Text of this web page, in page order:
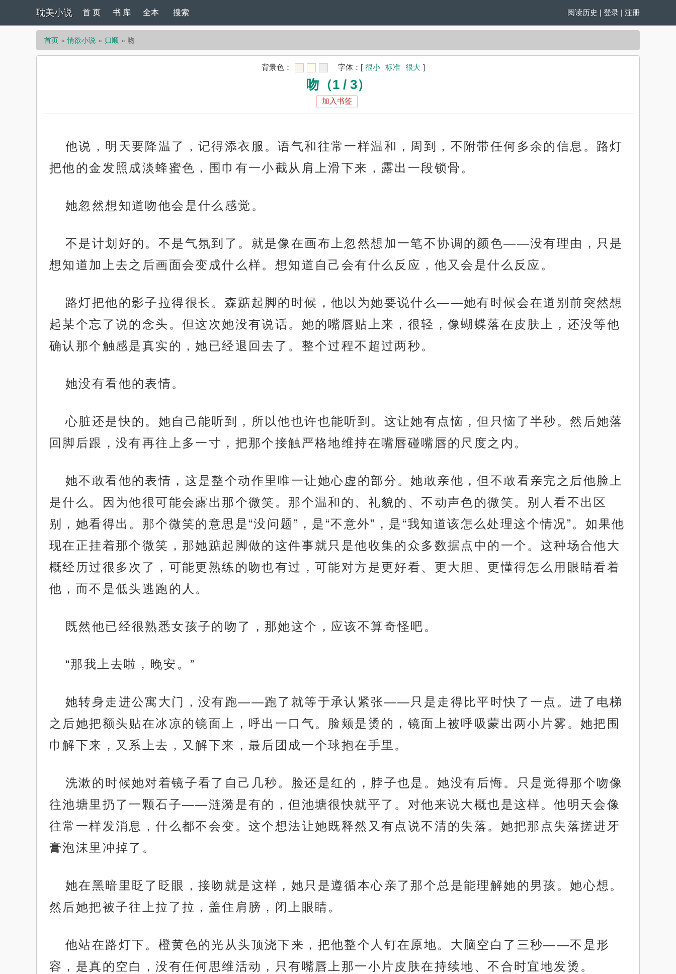
耽美小说 阅读历史 | 登录 | 注册
首 页 书 库 全本 搜索
首页 情欲小说 归顺 吻
背景色： 字体： [ 很小 标准 很大 ]
吻（1 / 3）
加入书签
他说，明天要降温了，记得添衣服。语气和往常一样温和，周到，不附带任何多余的信息。路灯
把他的金发照成淡蜂蜜色，围巾有一小截从肩上滑下来，露出一段锁骨。
她忽然想知道吻他会是什么感觉。
不是计划好的。不是气氛到了。就是像在画布上忽然想加一笔不协调的颜色——没有理由，只是
想知道加上去之后画面会变成什么样。想知道自己会有什么反应，他又会是什么反应。
路灯把他的影子拉得很长。森踮起脚的时候，他以为她要说什么——她有时候会在道别前突然想
起某个忘了说的念头。但这次她没有说话。她的嘴唇贴上来，很轻，像蝴蝶落在皮肤上，还没等他
确认那个触感是真实的，她已经退回去了。整个过程不超过两秒。
她没有看他的表情。
心脏还是快的。她自己能听到，所以他也许也能听到。这让她有点恼，但只恼了半秒。然后她落
回脚后跟，没有再往上多一寸，把那个接触严格地维持在嘴唇碰嘴唇的尺度之内。
她不敢看他的表情，这是整个动作里唯一让她心虚的部分。她敢亲他，但不敢看亲完之后他脸上
是什么。因为他很可能会露出那个微笑。那个温和的、礼貌的、不动声色的微笑。别人看不出区
别，她看得出。那个微笑的意思是“没问题”，是“不意外”，是“我知道该怎么处理这个情况”。如果他
现在正挂着那个微笑，那她踮起脚做的这件事就只是他收集的众多数据点中的一个。这种场合他大
概经历过很多次了，可能更熟练的吻也有过，可能对方是更好看、更大胆、更懂得怎么用眼睛看着
他，而不是低头逃跑的人。
既然他已经很熟悉女孩子的吻了，那她这个，应该不算奇怪吧。
“那我上去啦，晚安。”
她转身走进公寓大门，没有跑——跑了就等于承认紧张——只是走得比平时快了一点。进了电梯
之后她把额头贴在冰凉的镜面上，呼出一口气。脸颊是烫的，镜面上被呼吸蒙出两小片雾。她把围
巾解下来，又系上去，又解下来，最后团成一个球抱在手里。
洗漱的时候她对着镜子看了自己几秒。脸还是红的，脖子也是。她没有后悔。只是觉得那个吻像
往池塘里扔了一颗石子——涟漪是有的，但池塘很快就平了。对他来说大概也是这样。他明天会像
往常一样发消息，什么都不会变。这个想法让她既释然又有点说不清的失落。她把那点失落搓进牙
膏泡沫里冲掉了。
她在黑暗里眨了眨眼，接吻就是这样，她只是遵循本心亲了那个总是能理解她的男孩。她心想。
然后她把被子往上拉了拉，盖住肩膀，闭上眼睛。
他站在路灯下。橙黄色的光从头顶浇下来，把他整个人钉在原地。大脑空白了三秒——不是形
容，是真的空白，没有任何思维活动，只有嘴唇上那一小片皮肤在持续地、不合时宜地发烫。